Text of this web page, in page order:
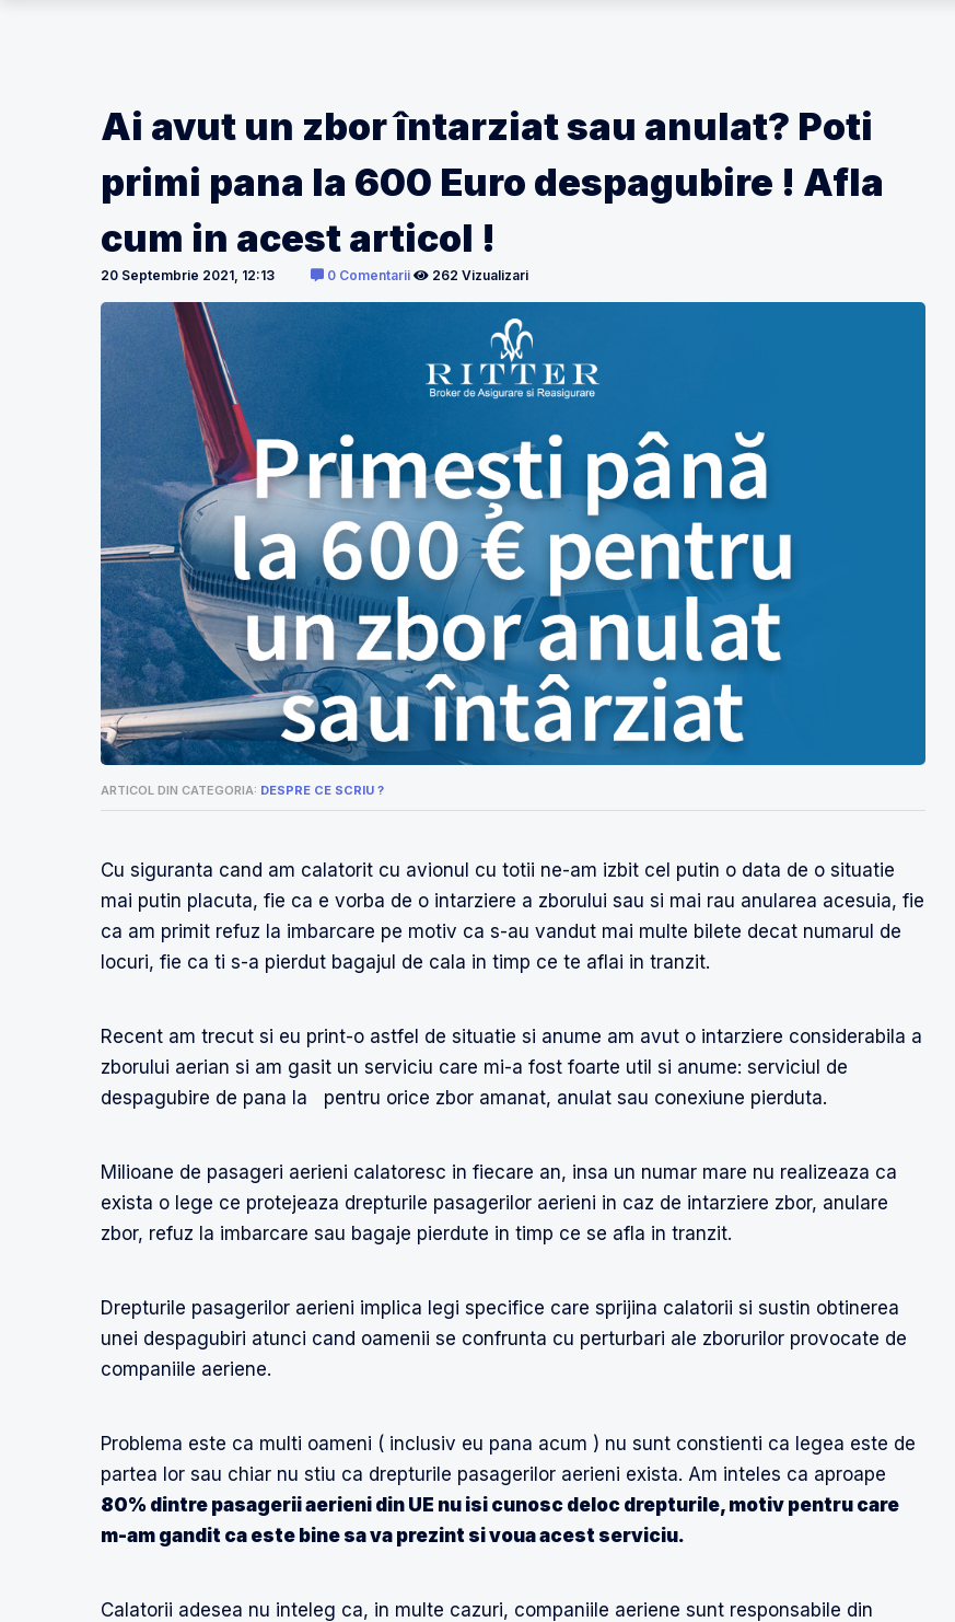
Ai avut un zbor întarziat sau anulat? Poti
primi pana la 600 Euro despagubire ! Afla
cum in acest articol !
20 Septembrie 2021, 12:13 0 Comentarii 262 Vizualizari
ARTICOL DIN CATEGORIA: DESPRE CE SCRIU ?
Cu siguranta cand am calatorit cu avionul cu totii ne-am izbit cel putin o data de o situatie
mai putin placuta, fie ca e vorba de o intarziere a zborului sau si mai rau anularea acesuia, fie
ca am primit refuz la imbarcare pe motiv ca s-au vandut mai multe bilete decat numarul de
locuri, fie ca ti s-a pierdut bagajul de cala in timp ce te aflai in tranzit.
Recent am trecut si eu print-o astfel de situatie si anume am avut o intarziere considerabila a
zborului aerian si am gasit un serviciu care mi-a fost foarte util si anume: serviciul de
despagubire de pana la pentru orice zbor amanat, anulat sau conexiune pierduta.
Milioane de pasageri aerieni calatoresc in fiecare an, insa un numar mare nu realizeaza ca
exista o lege ce protejeaza drepturile pasagerilor aerieni in caz de intarziere zbor, anulare
zbor, refuz la imbarcare sau bagaje pierdute in timp ce se afla in tranzit.
Drepturile pasagerilor aerieni implica legi specifice care sprijina calatorii si sustin obtinerea
unei despagubiri atunci cand oamenii se confrunta cu perturbari ale zborurilor provocate de
companiile aeriene.
Problema este ca multi oameni ( inclusiv eu pana acum ) nu sunt constienti ca legea este de
partea lor sau chiar nu stiu ca drepturile pasagerilor aerieni exista. Am inteles ca aproape
80% dintre pasagerii aerieni din UE nu isi cunosc deloc drepturile, motiv pentru care
m-am gandit ca este bine sa va prezint si voua acest serviciu.
Calatorii adesea nu inteleg ca, in multe cazuri, companiile aeriene sunt responsabile din